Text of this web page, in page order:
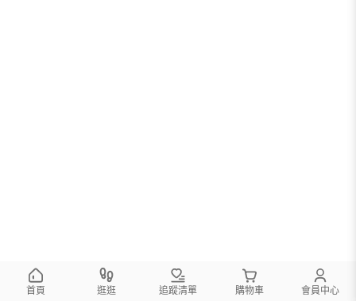
首頁 逛逛 追蹤清單 購物車 會員中心